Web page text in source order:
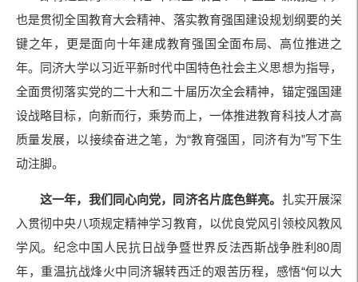
也是贯彻全国教育大会精神、落实教育强国建设规划纲要的关
键之年，更是面向十年建成教育强国全面布局、高位推进之
年。同济大学以习近平新时代中国特色社会主义思想为指导，
全面贯彻落实党的二十大和二十届历次全会精神，锚定强国建
设战略目标，向新而行，乘势而上，一体推进教育科技人才高
质量发展，以接续奋进之笔，为“教育强国，同济有为”写下生
动注脚。
这一年，我们同心向党，同济名片底色鲜亮。 扎实开展深
入贯彻中央八项规定精神学习教育，以优良党风引领校风教风
学风。纪念中国人民抗日战争暨世界反法西斯战争胜利80周
年，重温抗战烽火中同济辗转西迁的艰苦历程，感悟“何以大